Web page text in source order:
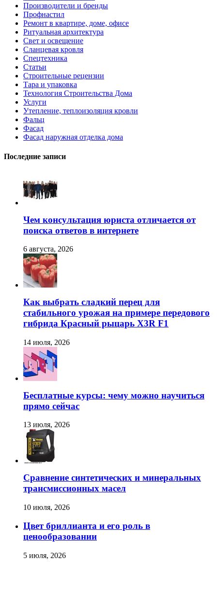
Производители и бренды
Профнастил
Ремонт в квартире, доме, офисе
Ритуальная архитектура
Свет и освещение
Сланцевая кровля
Спецтехника
Статьи
Строительные рецензии
Тара и упаковка
Технология Строительства Дома
Услуги
Утепление, теплоизоляция кровли
Фальц
Фасад
Фасад наружная отделка дома
Последние записи
Чем консультация юриста отличается от
поиска ответов в интернете
6 августа, 2026
Как выбрать сладкий перец для
стабильного урожая на примере передового
гибрида Красный рыцарь X3R F1
14 июля, 2026
Бесплатные курсы: чему можно научиться
прямо сейчас
13 июля, 2026
Сравнение синтетических и минеральных
трансмиссионных масел
10 июля, 2026
Цвет бриллианта и его роль в
ценообразовании
5 июля, 2026